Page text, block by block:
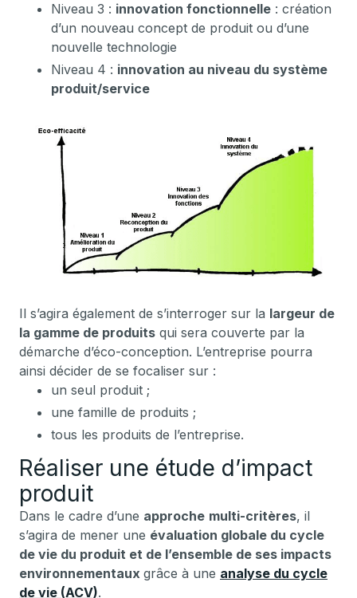
Niveau 3 : innovation fonctionnelle : création
d’un nouveau concept de produit ou d’une
nouvelle technologie
Niveau 4 : innovation au niveau du système
produit/service
Il s’agira également de s’interroger sur la largeur de
la gamme de produits qui sera couverte par la
démarche d’éco-conception. L’entreprise pourra
ainsi décider de se focaliser sur :
un seul produit ;
une famille de produits ;
tous les produits de l’entreprise.
Réaliser une étude d’impact
produit
Dans le cadre d’une approche multi-critères, il
s’agira de mener une évaluation globale du cycle
de vie du produit et de l’ensemble de ses impacts
environnementaux grâce à une analyse du cycle
de vie (ACV).